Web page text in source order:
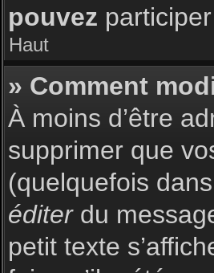
pouvez
Haut
» Comment
À moins d’être
supprimer que
(quelquefois
éditerdu
petit texte